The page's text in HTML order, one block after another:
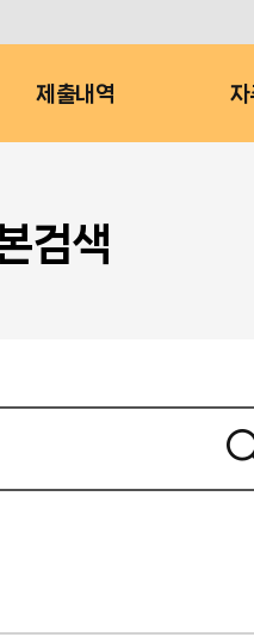
제출내역 자
검색